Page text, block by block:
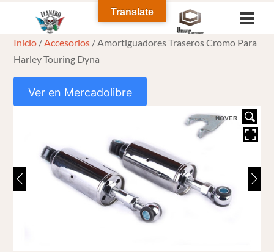
content
Inicio /Accesorios / Amortiguadores Traseros Cromo Para
Harley Touring Dyna
Ver en Mercadolibre
HOVER
Translate